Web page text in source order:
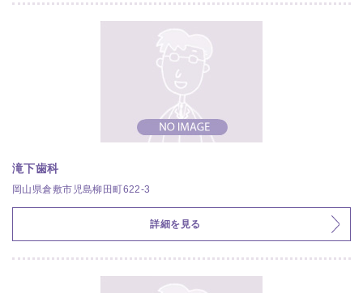
滝下歯科
岡山県倉敷市児島柳田町622-3
詳細を見る